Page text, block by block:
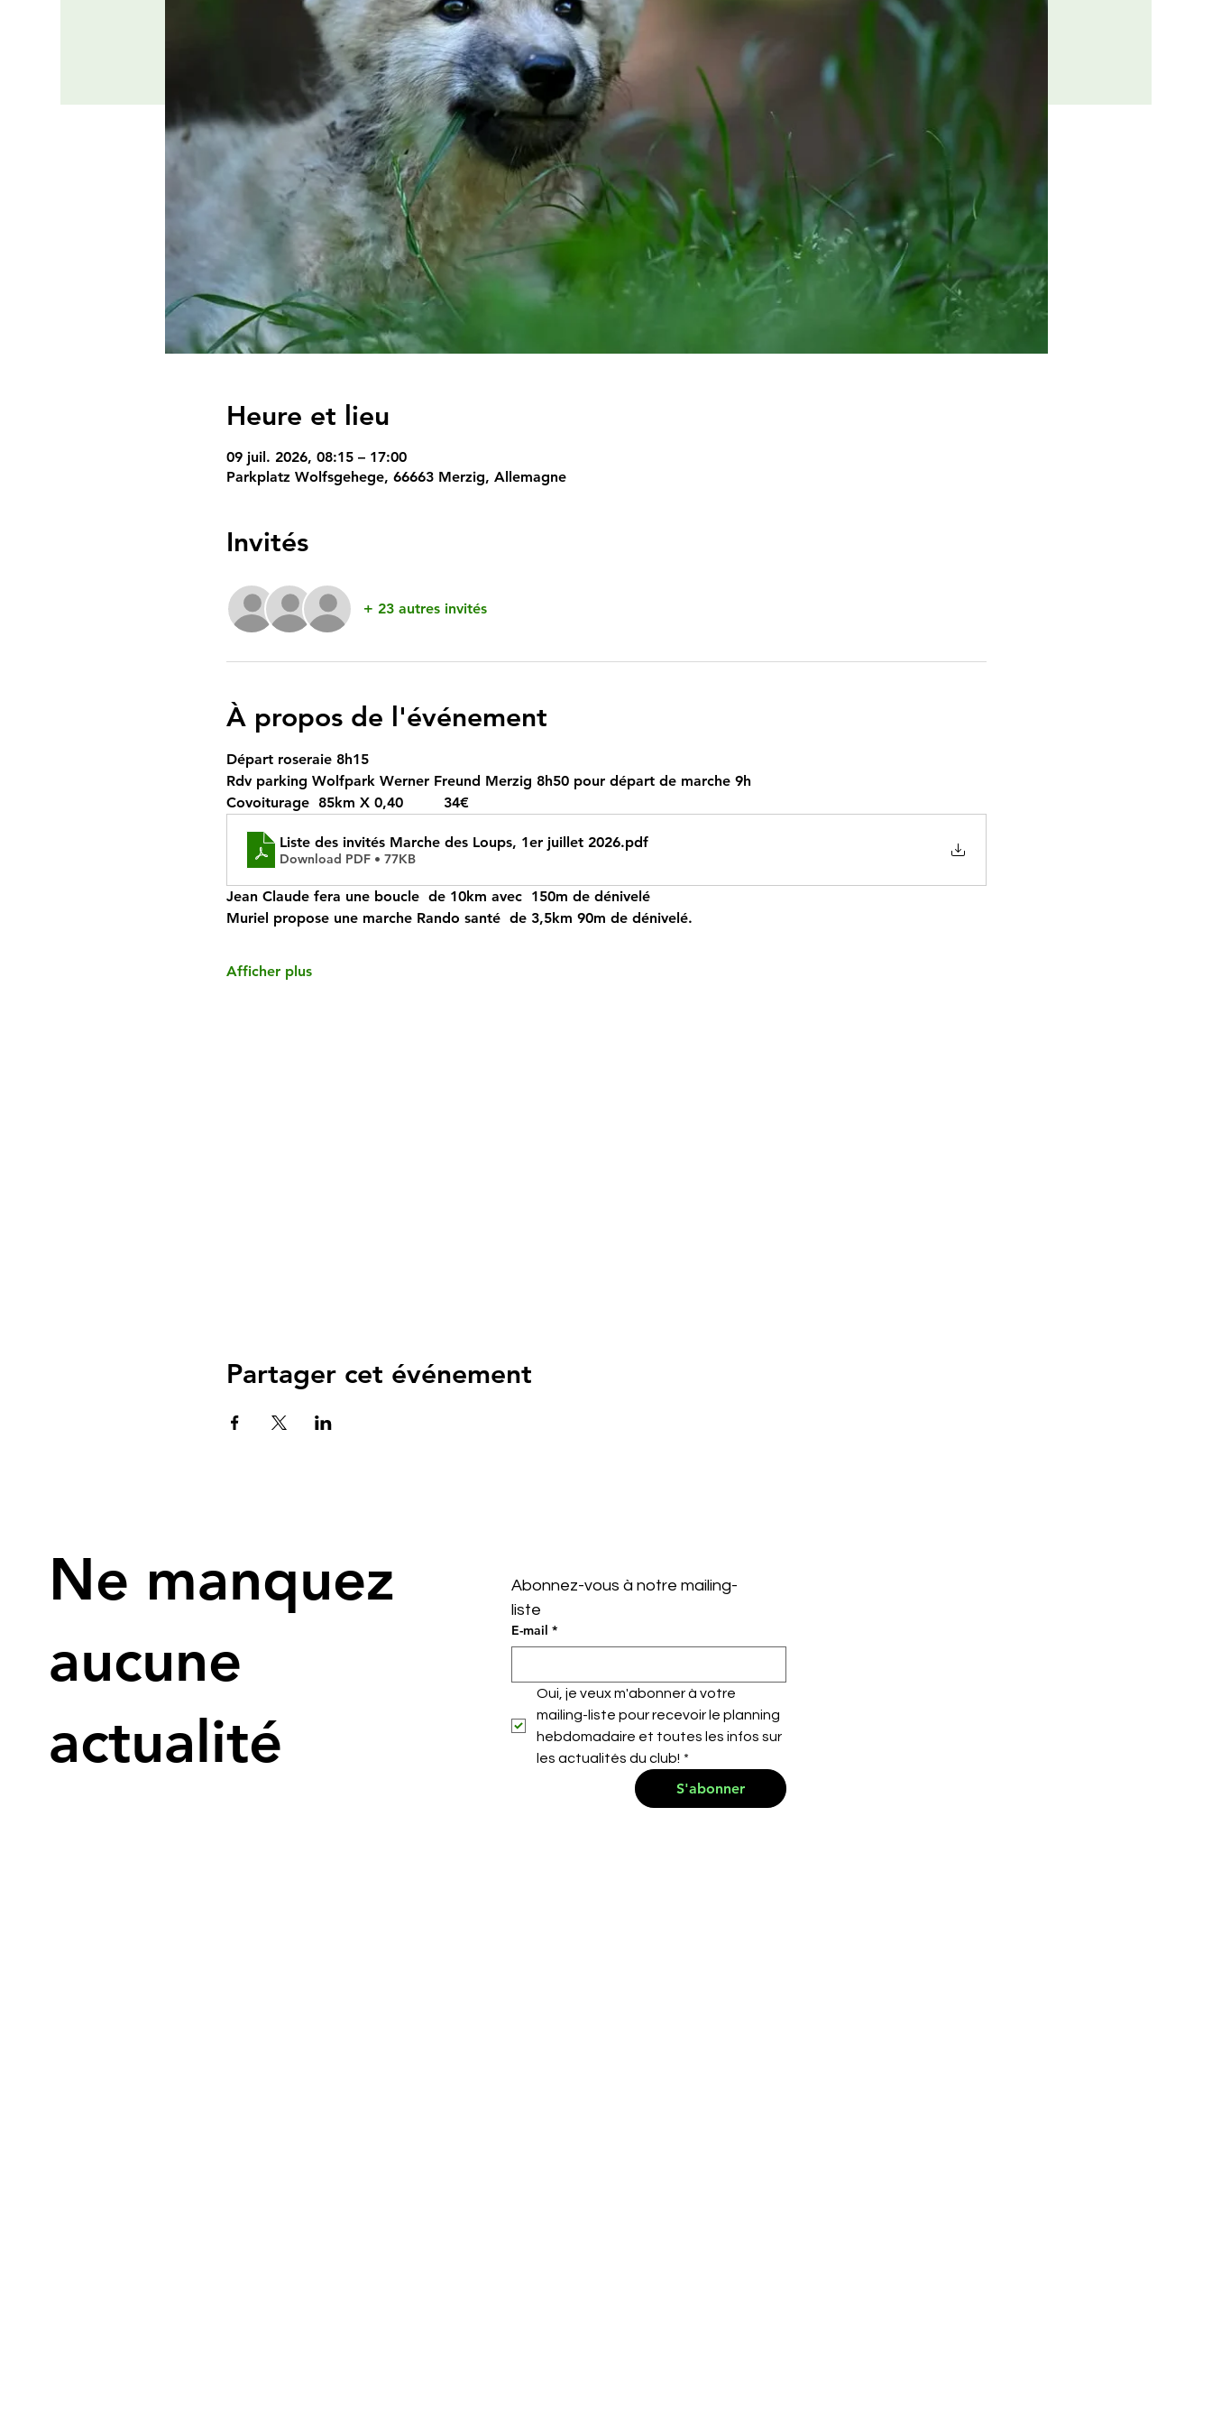
Heure et lieu
09 juil. 2026, 08:15 – 17:00
Parkplatz Wolfsgehege, 66663 Merzig, Allemagne
Invités
+ 23 autres invités
À propos de l'événement
Départ roseraie 8h15
Rdv parking Wolfpark Werner Freund Merzig 8h50 pour départ de marche 9h
Covoiturage  85km X 0,40         34€
Liste des invités Marche des Loups, 1er juillet 2026.pdf
Download PDF • 77KB
Jean Claude fera une boucle  de 10km avec  150m de dénivelé
Muriel propose une marche Rando santé  de 3,5km 90m de dénivelé.
Afficher plus
Partager cet événement
Abonnez-vous à notre mailing-
liste
E-mail *
Oui, je veux m'abonner à votre
mailing-liste pour recevoir le planning
hebdomadaire et toutes les infos sur
les actualités du club! *
S'abonner
Ne manquez
aucune
actualité